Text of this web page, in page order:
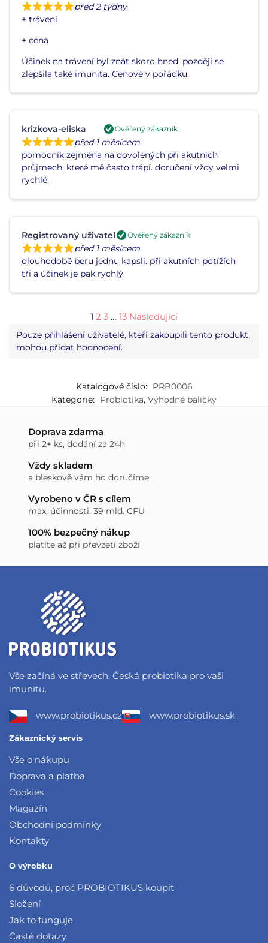
před 2 týdny
+ trávení
+ cena
Účinek na trávení byl znát skoro hned, později se
zlepšila také imunita. Cenově v pořádku.
před 1 měsícem
pomocník zejména na dovolených při akutních
průjmech, které mě často trápí. doručení vždy velmi
rychlé.
krizkova-eliska Ověřený zákazník
před 1 měsícem
dlouhodobě beru jednu kapsli. při akutních potížích
tři a účinek je pak rychlý.
Registrovaný uživatel Ověřený zákazník
Page
1 Page
2 Page
3 … Page
13 Následující
Pouze přihlášení uživatelé, kteří zakoupili tento produkt,
mohou přidat hodnocení.
Katalogové číslo: PRB0006
Kategorie: Probiotika, Výhodné balíčky
Doprava zdarma
při 2+ ks, dodání za 24h
Vždy skladem
a bleskově vám ho doručíme
Vyrobeno v ČR s cílem
max. účinnosti, 39 mld. CFU
100% bezpečný nákup
platíte až při převzetí zboží
Vše začíná ve střevech. Česká probiotika pro vaši
imunitu.
www.probiotikus.cz www.probiotikus.sk
Zákaznický servis
Vše o nákupu
Doprava a platba
Cookies
Magazín
Obchodní podmínky
Kontakty
O výrobku
6 důvodů, proč PROBIOTIKUS koupit
Složení
Jak to funguje
Časté dotazy